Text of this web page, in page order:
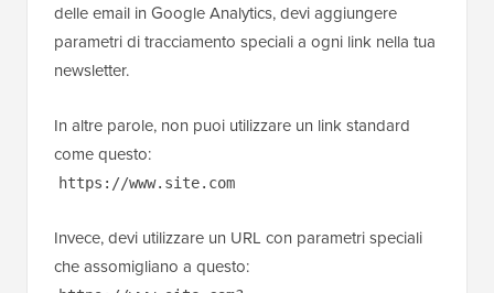
delle email in Google Analytics, devi aggiungere
parametri di tracciamento speciali a ogni link nella tua
newsletter.
In altre parole, non puoi utilizzare un link standard
come questo:
https://www.site.com
Invece, devi utilizzare un URL con parametri speciali
che assomigliano a questo: